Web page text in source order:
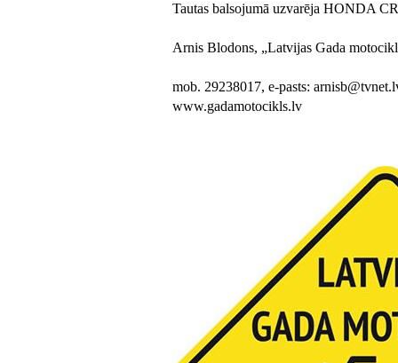
Tautas balsojumā uzvarēja HONDA
Arnis Blodons, „Latvijas Gada
mob. 29238017, e-pasts:
www.gadamotocikls.lv